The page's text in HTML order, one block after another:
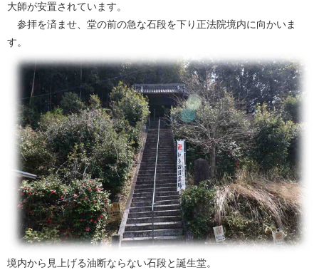
大師が安置されています。
参拝を済ませ、堂の前の急な石段を下り正法院境内に向かいま
す。
境内から見上げる油断ならない石段と誕生堂。